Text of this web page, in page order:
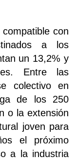
con
a los
un 13,2% y
Entre las
colectivo en
de los 250
o la extensión
joven para
el próximo
a la industria